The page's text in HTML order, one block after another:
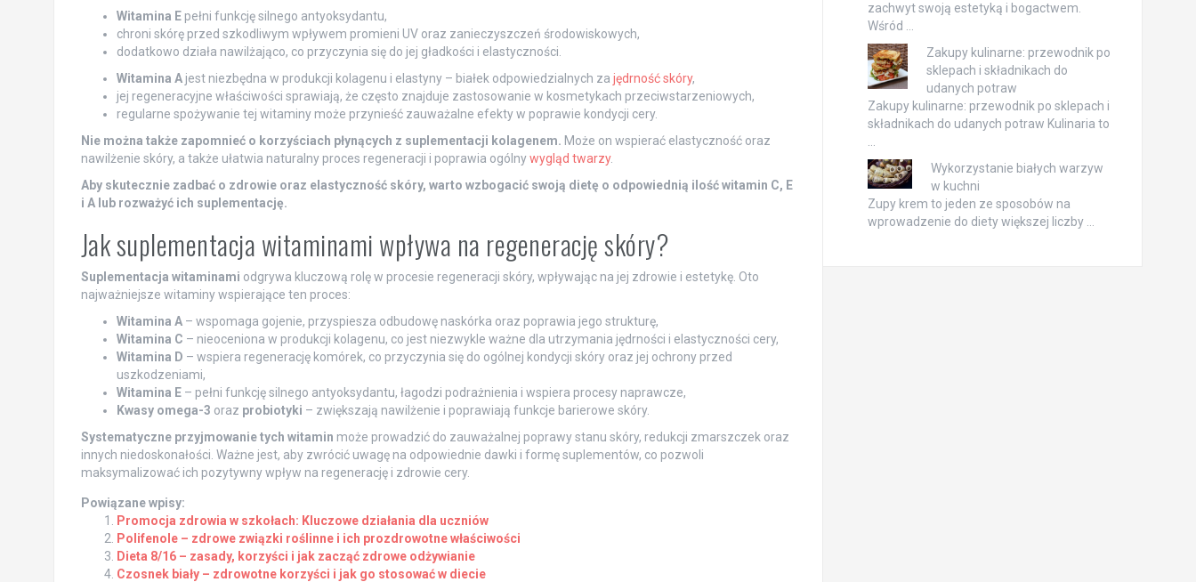
Witamina Epełni funkcję silnego antyoksydantu,
chroni skórę przed szkodliwym wpływem promieni UV oraz zanieczyszczeń środowiskowych,
dodatkowo działa nawilżająco, co przyczynia się do jej gładkości i elastyczności.
Witamina Ajest niezbędna w produkcji kolagenu i elastyny – białek odpowiedzialnych za jędrność skóry,
jej regeneracyjne właściwości sprawiają, że często znajduje zastosowanie w kosmetykach przeciwstarzeniowych,
regularne spożywanie tej witaminy może przynieść zauważalne efekty w poprawie kondycji cery.
Nie można także zapomnieć o korzyściach płynących z suplementacji kolagenem. Może on wspierać elastyczność oraz
nawilżenie skóry, a także ułatwia naturalny proces regeneracji i poprawia ogólnywygląd twarzy.
Aby skutecznie zadbać o zdrowie oraz elastyczność skóry, warto wzbogacić swoją dietę o odpowiednią ilość witamin C, E
i A lub rozważyć ich suplementację.
Jak suplementacja witaminami wpływa na regenerację skóry?
Suplementacja witaminami odgrywa kluczową rolę w procesie regeneracji skóry, wpływając na jej zdrowie i estetykę. Oto
najważniejsze witaminy wspierające ten proces:
Witamina A– wspomaga gojenie, przyspiesza odbudowę naskórka oraz poprawia jego strukturę,
Witamina C – nieoceniona w produkcji kolagenu, co jest niezwykle ważne dla utrzymania jędrności i elastyczności cery,
Witamina D – wspiera regenerację komórek, co przyczynia się do ogólnej kondycji skóry oraz jej ochrony przed
uszkodzeniami,
Witamina E– pełni funkcję silnego antyoksydantu, łagodzi podrażnienia i wspiera procesy naprawcze,
Kwasy omega-3 oraz probiotyki – zwiększają nawilżenie i poprawiają funkcje barierowe skóry.
Systematyczne przyjmowanie tych witamin może prowadzić do zauważalnej poprawy stanu skóry, redukcji zmarszczek oraz
innych niedoskonałości. Ważne jest, aby zwrócić uwagę na odpowiednie dawki i formę suplementów, co pozwoli
maksymalizować ich pozytywny wpływ na regenerację i zdrowie cery.
Powiązane wpisy:
Promocja zdrowia w szkołach: Kluczowe działania dla uczniów
Polifenole – zdrowe związki roślinne i ich prozdrowotne właściwości
Dieta 8/16 – zasady, korzyści i jak zacząć zdrowe odżywianie
Czosnek biały – zdrowotne korzyści i jak go stosować w diecie
zachwyt swoją estetyką i bogactwem.
Wśród …
Zakupy kulinarne: przewodnik po
sklepach i składnikach do
udanych potraw
Zakupy kulinarne: przewodnik po sklepach i
składnikach do udanych potraw Kulinaria to
Wykorzystanie białych warzyw
w kuchni
Zupy krem to jeden ze sposobów na
wprowadzenie do diety większej liczby …